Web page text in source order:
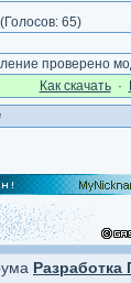
(Голосов: 65)
проверено
Как cкачать·
Разработка